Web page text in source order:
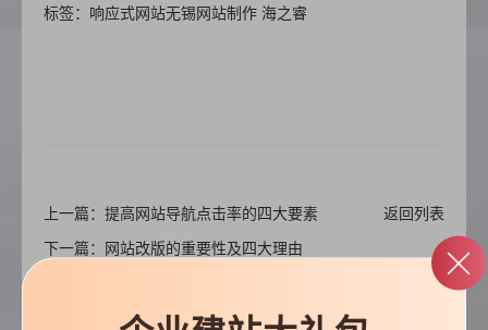
标签： 响应式网站无锡网站制作 海之睿
上一篇：提高网站导航点击率的四大要素
返回列表
下一篇：网站改版的重要性及四大理由